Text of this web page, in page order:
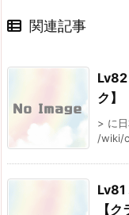
関連記事
Lv82
ク】
> に
/wiki/
Lv81
【ク